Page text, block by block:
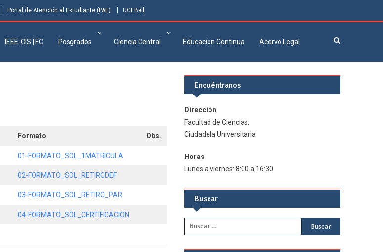
Portal de Atención al Estudiante (PAE) UCEBell
IEEE-CIS | FC Posgrados Ciencia Central Educación Continua Acervo Legal
Formato Obs.
01-FORMATO_SOL_1MATRICULA
02-FORMATO_SOL_RETIRODEF
03-FORMATO_SOL_RETIRO_PAR
04-FORMATO_SOL_CERTIFICACION
Encuéntranos
Dirección
Facultad de Ciencias.
Ciudadela Universitaria
Horas
Lunes a viernes: 8:00 a 16:30
Buscar
Buscar: